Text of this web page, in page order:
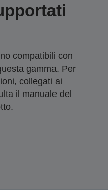
compatibili con
gamma. Per
collegati ai
il manuale del